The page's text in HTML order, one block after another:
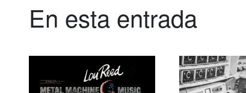
En esta entrada